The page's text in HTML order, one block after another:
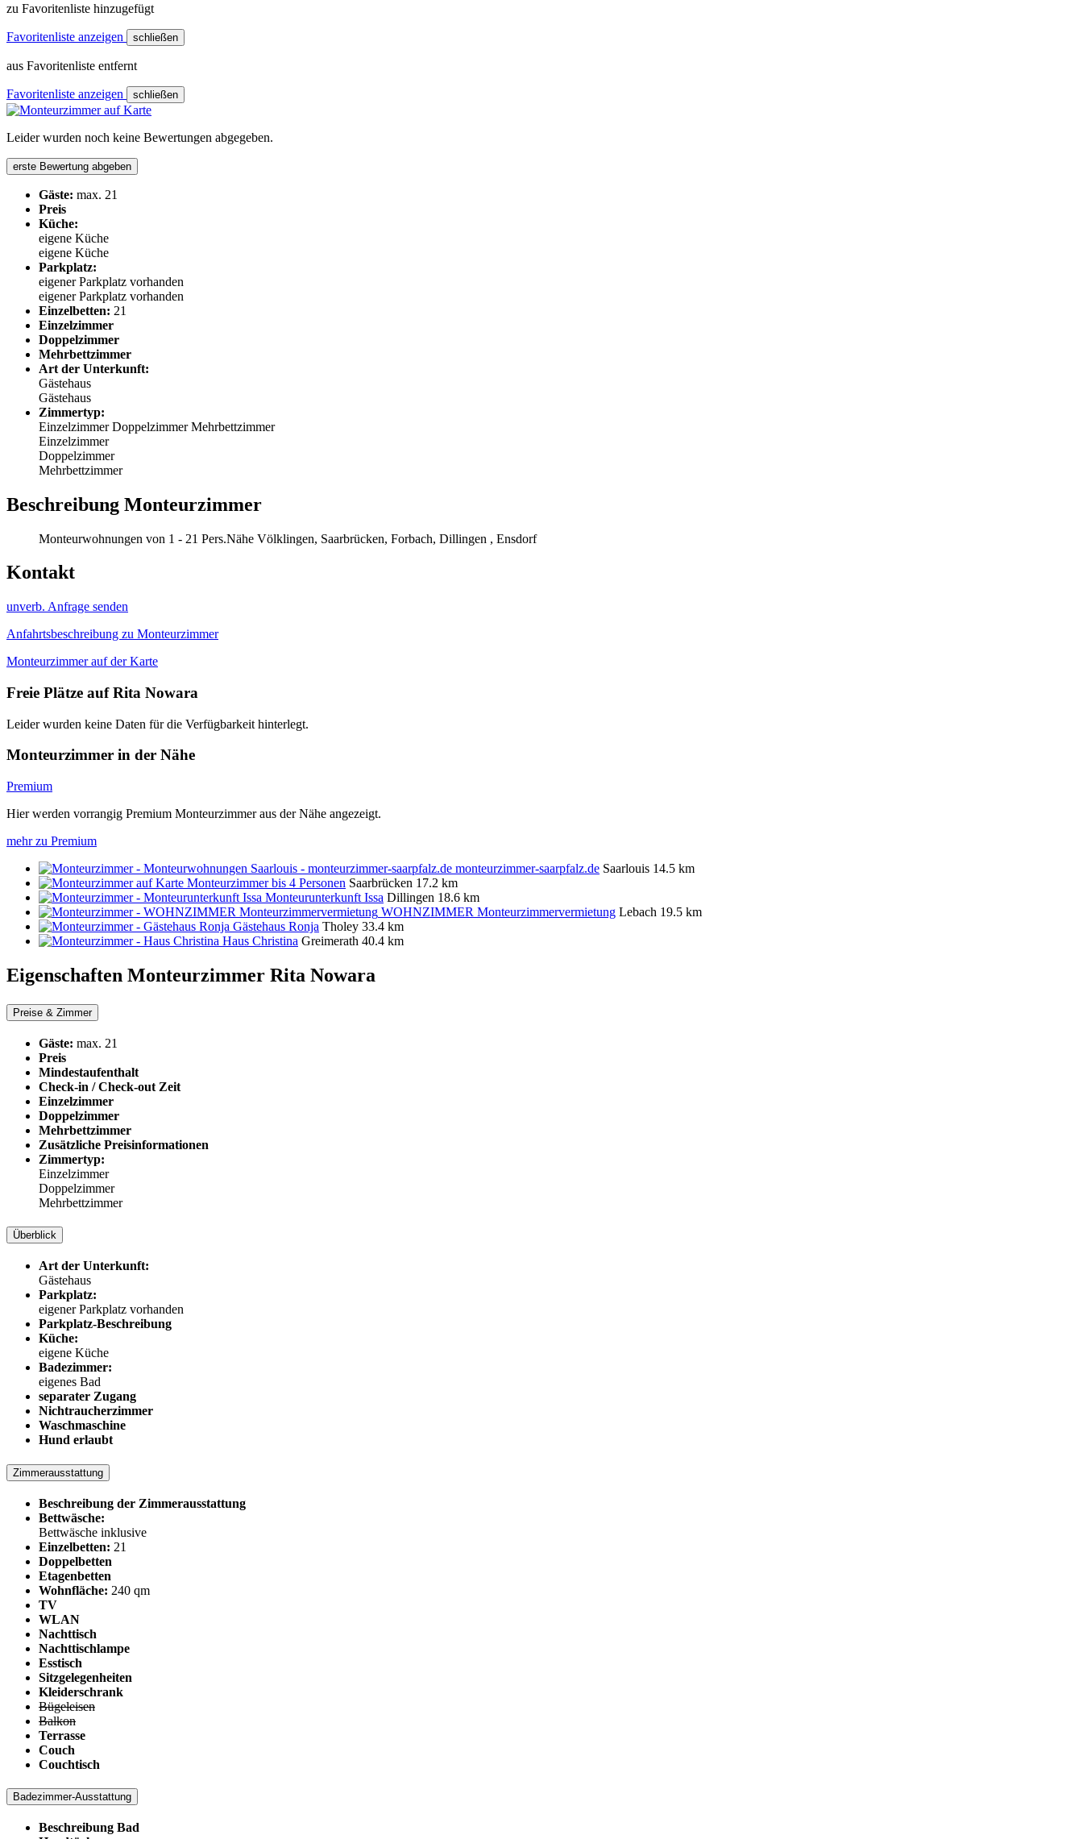
zu Favoritenliste hinzugefügt
Favoritenliste anzeigen schließen
aus Favoritenliste entfernt
Favoritenliste anzeigen schließen
Leider wurden noch keine Bewertungen abgegeben.
erste Bewertung abgeben
Gäste: max. 21
Preis
Küche:
eigene Küche
eigene Küche
Parkplatz:
eigener Parkplatz vorhanden
eigener Parkplatz vorhanden
Einzelbetten: 21
Einzelzimmer
Doppelzimmer
Mehrbettzimmer
Art der Unterkunft:
Gästehaus
Gästehaus
Zimmertyp:
EinzelzimmerDoppelzimmerMehrbettzimmer
Einzelzimmer
Doppelzimmer
Mehrbettzimmer
Beschreibung Monteurzimmer
Monteurwohnungen von 1 - 21 Pers.Nähe Völklingen, Saarbrücken, Forbach, Dillingen , Ensdorf
Kontakt
unverb. Anfrage senden
Anfahrtsbeschreibung zu Monteurzimmer
Monteurzimmer auf der Karte
Freie Plätze auf Rita Nowara
Leider wurden keine Daten für die Verfügbarkeit hinterlegt.
Monteurzimmer in der Nähe
Premium
Hier werden vorrangig Premium Monteurzimmer aus der Nähe angezeigt.
mehr zu Premium
monteurzimmer-saarpfalz.de Saarlouis 14.5 km
Monteurzimmer bis 4 Personen Saarbrücken 17.2 km
Monteurunterkunft Issa Dillingen 18.6 km
WOHNZIMMER Monteurzimmervermietung Lebach 19.5 km
Gästehaus Ronja Tholey 33.4 km
Haus Christina Greimerath 40.4 km
Eigenschaften Monteurzimmer Rita Nowara
Preise & Zimmer
Gäste: max. 21
Preis
Mindestaufenthalt
Check-in / Check-out Zeit
Einzelzimmer
Doppelzimmer
Mehrbettzimmer
Zusätzliche Preisinformationen
Zimmertyp:
Einzelzimmer
Doppelzimmer
Mehrbettzimmer
Überblick
Art der Unterkunft:
Gästehaus
Parkplatz:
eigener Parkplatz vorhanden
Parkplatz-Beschreibung
Küche:
eigene Küche
Badezimmer:
eigenes Bad
separater Zugang
Nichtraucherzimmer
Waschmaschine
Hund erlaubt
Zimmerausstattung
Beschreibung der Zimmerausstattung
Bettwäsche:
Bettwäsche inklusive
Einzelbetten: 21
Doppelbetten
Etagenbetten
Wohnfläche: 240 qm
TV
WLAN
Nachttisch
Nachttischlampe
Esstisch
Sitzgelegenheiten
Kleiderschrank
Bügeleisen
Balkon
Terrasse
Couch
Couchtisch
Badezimmer-Ausstattung
Beschreibung Bad